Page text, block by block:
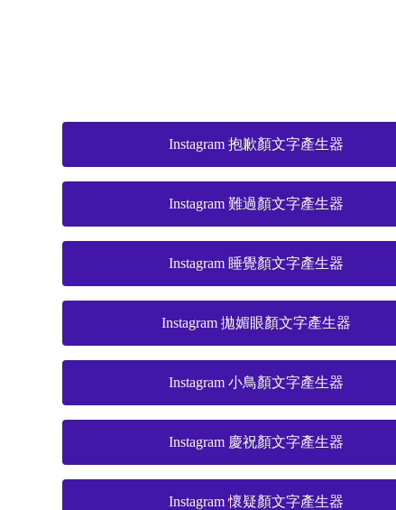
Instagram 抱歉顏文字產生器
Instagram 難過顏文字產生器
Instagram 睡覺顏文字產生器
Instagram 拋媚眼顏文字產生器
Instagram 小鳥顏文字產生器
Instagram 慶祝顏文字產生器
Instagram 懷疑顏文字產生器